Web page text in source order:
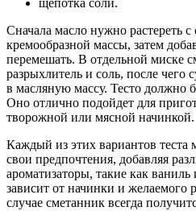
щепотка соли.
Сначала масло нужно растереть
кремообразной массы, затем
перемешать. В отдельной миске
разрыхлитель и соль, после чего
в масляную массу. Тесто должно
Оно отлично подойдет для
творожной или мясной начинкой.
Каждый из этих вариантов теста
свои предпочтения, добавляя
ароматизаторы, такие как
зависит от начинки и желаемого
случае сметанник всегда